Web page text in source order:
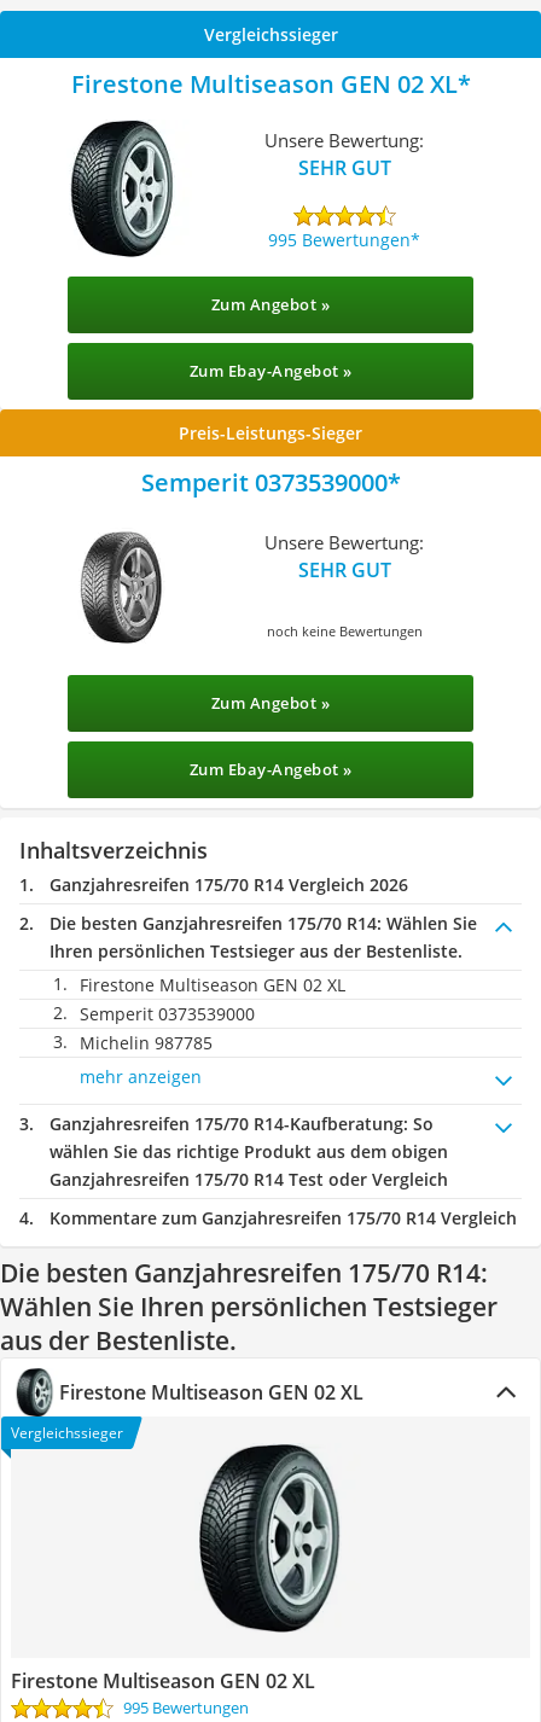
Vergleichssieger
Firestone Multiseason GEN 02 XL
Unsere Bewertung:
SEHR GUT
995 Bewertungen
Zum Angebot »
Zum Ebay-Angebot »
Preis-Leistungs-Sieger
Semperit 0373539000
Unsere Bewertung:
SEHR GUT
noch keine Bewertungen
Zum Angebot »
Zum Ebay-Angebot »
Inhaltsverzeichnis
Ganzjahresreifen 175/70 R14 Vergleich 2026
Die besten Ganzjahresreifen 175/70 R14: Wählen Sie
Ihren persönlichen Testsieger aus der Bestenliste.
Firestone Multiseason GEN 02 XL
Semperit 0373539000
Michelin 987785
mehr anzeigen
Ganzjahresreifen 175/70 R14-Kaufberatung: So
wählen Sie das richtige Produkt aus dem obigen
Ganzjahresreifen 175/70 R14 Test oder Vergleich
Kommentare zum Ganzjahresreifen 175/70 R14 Vergleich
Die besten Ganzjahresreifen 175/70 R14:
Wählen Sie Ihren persönlichen Testsieger
aus der Bestenliste.
Firestone Multiseason GEN 02 XL
Vergleichssieger
Firestone Multiseason GEN 02 XL
995 Bewertungen